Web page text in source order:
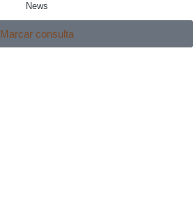
News
Marcar consulta